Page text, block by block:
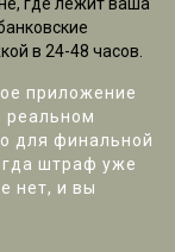
в 24-48 часов.
приложение
реальном
для финальной
штраф уже
нет, и вы